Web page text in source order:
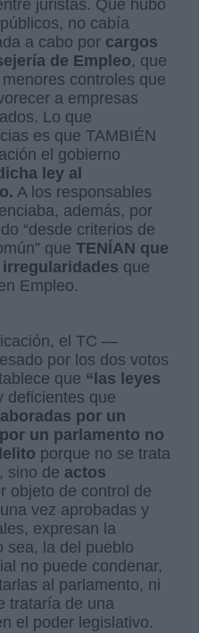
juristas. Que hubo
no cabía
a cabo por cargos
de Empleo, que
controles que
a empresas
Lo que
es que TAMBIÉN
el gobierno
ley al
A los responsables
además, por
“desde criterios de
queTENÍAN que
que
Empleo.
el TC —
por los dos votos
que “las leyes
deficientes que
por un
un parlamento no
porque no se trata
sino de actos
objeto de control de
vez aprobadas y
expresan la
sea, la del pueblo
no puede condenar,
al parlamento, ni
trataría de una
el poder legislativo.